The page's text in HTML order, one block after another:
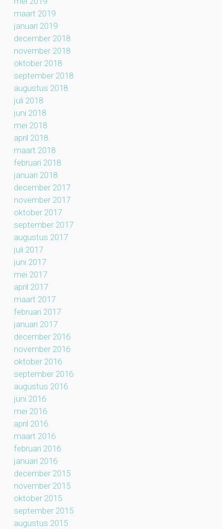
maart 2019
januari 2019
december 2018
november 2018
oktober 2018
september 2018
augustus 2018
juli 2018
juni 2018
mei 2018
april 2018
maart 2018
februari 2018
januari 2018
december 2017
november 2017
oktober 2017
september 2017
augustus 2017
juli 2017
juni 2017
mei 2017
april 2017
maart 2017
februari 2017
januari 2017
december 2016
november 2016
oktober 2016
september 2016
augustus 2016
juni 2016
mei 2016
april 2016
maart 2016
februari 2016
januari 2016
december 2015
november 2015
oktober 2015
september 2015
augustus 2015